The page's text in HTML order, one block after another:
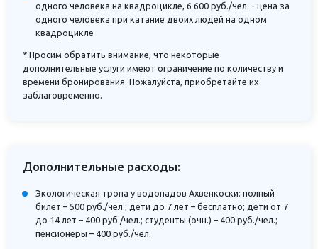
одного человека на квадроцикле, 6 600 руб./чел. - цена за
одного человека при катание двоих людей на одном
квадроцикле
* Просим обратить внимание, что некоторые
дополнительные услуги имеют ограничение по количеству и
времени бронирования. Пожалуйста, приобретайте их
заблаговременно.
Дополнительные расходы:
Экологическая тропа у водопадов Ахвенкоски: полный
билет – 500 руб./чел.; дети до 7 лет – бесплатно; дети от 7
до 14 лет – 400 руб./чел.; студенты (очн.) – 400 руб./чел.;
пенсионеры – 400 руб./чел.